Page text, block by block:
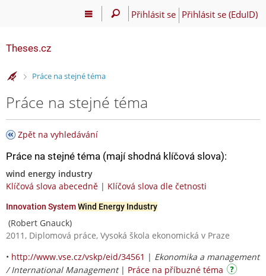
Přihlásit se Přihlásit se (EduID)
Theses.cz
>Práce na stejné téma
Práce na stejné téma
Zpět na vyhledávání
Práce na stejné téma (mají shodná klíčová slova):
wind energy industry
Klíčová slova abecedně | Klíčová slova dle četnosti
Innovation SystemWind Energy Industry
(Robert Gnauck)
2011, Diplomová práce, Vysoká škola ekonomická v Praze
• http://www.vse.cz/vskp/eid/34561 | Ekonomika a management
/ International Management| Práce na příbuzné téma